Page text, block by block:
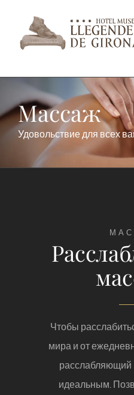
content
Массаж
Удовольствие для всех
Чтобы
мира и от
расслабляющий
идеальным.